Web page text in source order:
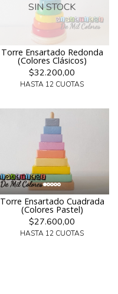
SIN STOCK
Torre Ensartado Redonda
(Colores Clásicos)
$32.200,00
HASTA 12 CUOTAS
Torre Ensartado Cuadrada
(Colores Pastel)
$27.600,00
HASTA 12 CUOTAS